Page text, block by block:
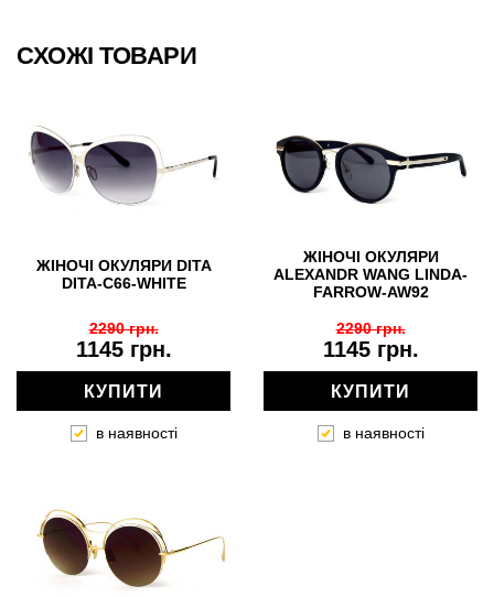
СХОЖІ ТОВАРИ
ЖІНОЧІ ОКУЛЯРИ DITA
DITA-C66-WHITE
1145 грн.
2290 грн.
КУПИТИ
в наявності
ЖІНОЧІ ОКУЛЯРИ
ALEXANDR WANG LINDA-
FARROW-AW92
1145 грн.
2290 грн.
КУПИТИ
в наявності